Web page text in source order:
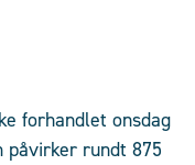
forhandlet onsdag
påvirker rundt 875